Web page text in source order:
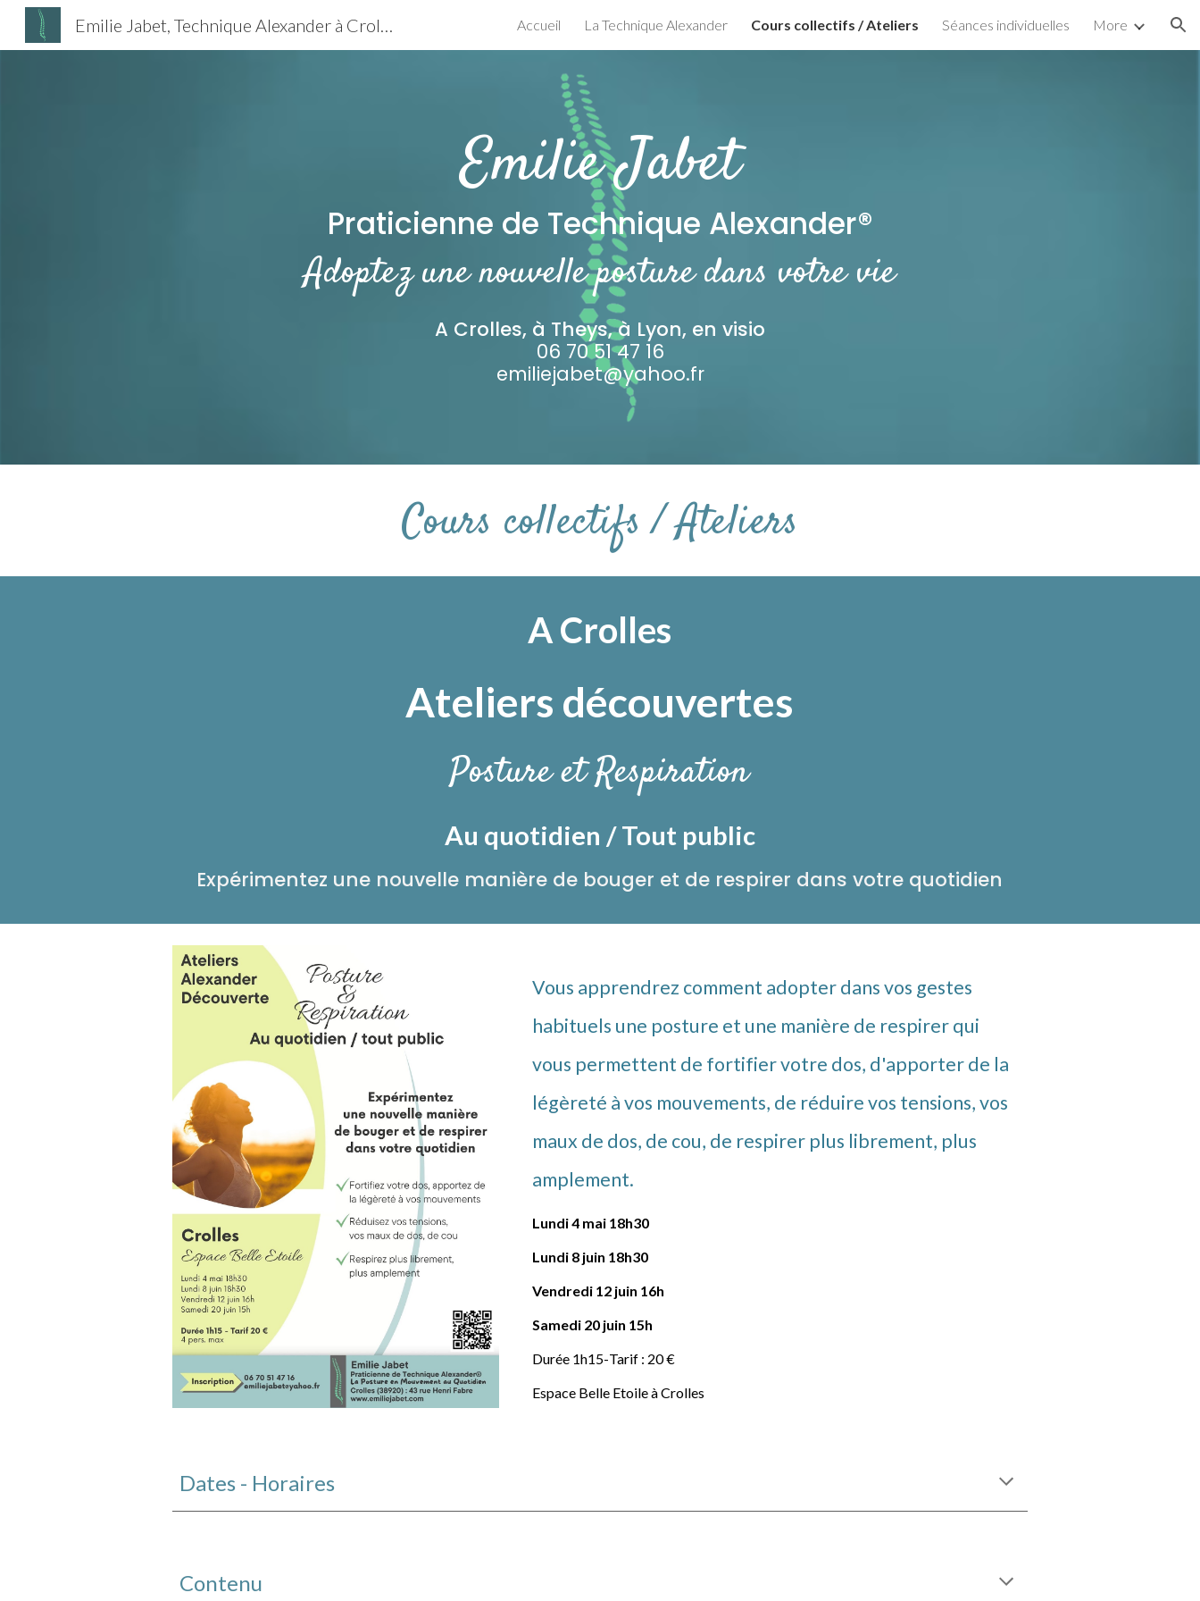
Skip to main content Skip to navigation
Emilie Jabet, Technique Alexander à Crolles , à Theys en Isère Accueil La Technique Alexander Cours collectifs / Ateliers Séances individuelles More
Emilie Jabet
Praticienne de Technique Alexander®
Adoptez une nouvelle posture dans votre vie
A Crolles, à Theys, à Lyon, en visio
06 70 51 47 16
emiliejabet@yahoo.fr
Cours collectifs / Ateliers
A Crolles
Ateliers découvertes
Posture et Respiration
Au quotidien /Tout public
Expérimentez une nouvelle manière de bouger et de respirer dans votre quotidien
Vous apprendrez comment adopter dans vos gestes
habituels une posture et une manière de respirer qui
vous permettent de fortifier votre dos, d'apporter de la
légèreté à vos mouvements, de réduire vos tensions, vos
maux de dos, de cou, de respirer plus librement, plus
amplement.
Lundi 4 mai 18h30
Lundi 8 juin 18h30
Vendredi 12 juin 16h
Samedi 20 juin 15h
Durée 1h15-Tarif : 20€
Espace Belle Etoile à Crolles
Dates - Horaires
Contenu